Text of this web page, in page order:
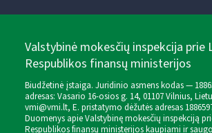
Valstybinė mokesčių inspekcija prie
Respublikos finansų ministerijos
Biudžetinė įstaiga. Juridinio asmens kodas —
adresas: Vasario 16-osios g. 14, 01107 Vilnius,
vmi@vmi.lt, E. pristatymo dėžutės adresas
Duomenys apie Valstybinę mokesčių inspekciją
Respublikos finansų ministerijos kaupiami ir